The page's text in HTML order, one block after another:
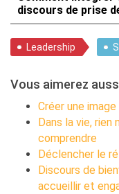
discours de prise
Leadership
Vous aimerez
Créer une
Dans la vie,
comprendre
Déclencher le
Discours de
accueillir et